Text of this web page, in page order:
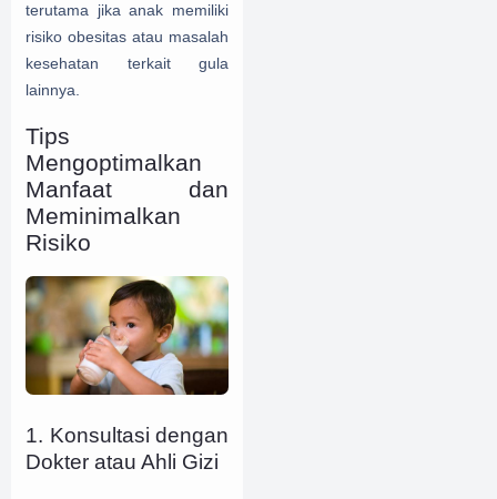
terutama jika anak memiliki
risiko obesitas atau masalah
kesehatan terkait gula
lainnya.
Tips
Mengoptimalkan
Manfaat dan
Meminimalkan
Risiko
1. Konsultasi dengan
Dokter atau Ahli Gizi